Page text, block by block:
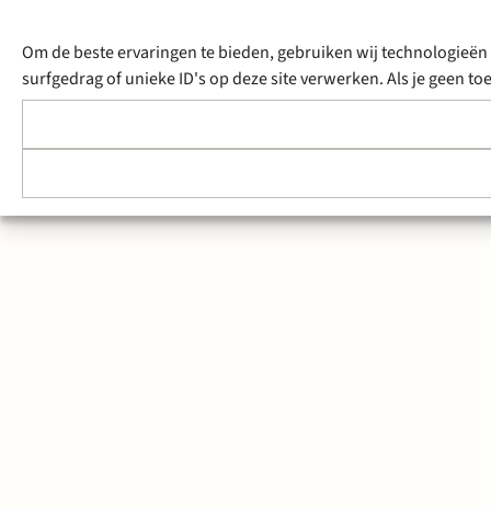
Om de beste ervaringen te bieden, gebruiken wij
surfgedrag of unieke ID's op deze site verwerken. Als je geen